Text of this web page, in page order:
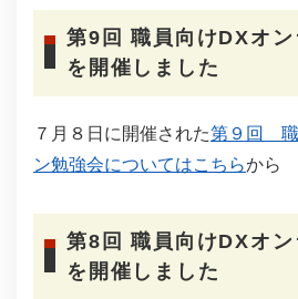
第9回 職員向けDXオ
を開催しました
７月８日に開催された第９回 職
ン勉強会についてはこちらから
第8回 職員向けDXオ
を開催しました